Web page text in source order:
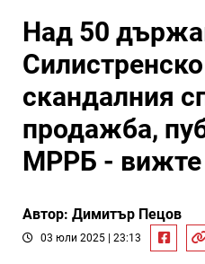
Над 50
скандалния
продажба,
МРРБ - вижте
Автор: Димитър Пецов
03 юли 2025 | 23:13